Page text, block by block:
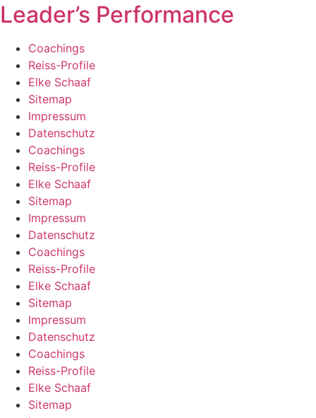
Leader’s Performance
Coachings
Reiss-Profile
Elke Schaaf
Sitemap
Impressum
Datenschutz
Coachings
Reiss-Profile
Elke Schaaf
Sitemap
Impressum
Datenschutz
Coachings
Reiss-Profile
Elke Schaaf
Sitemap
Impressum
Datenschutz
Coachings
Reiss-Profile
Elke Schaaf
Sitemap